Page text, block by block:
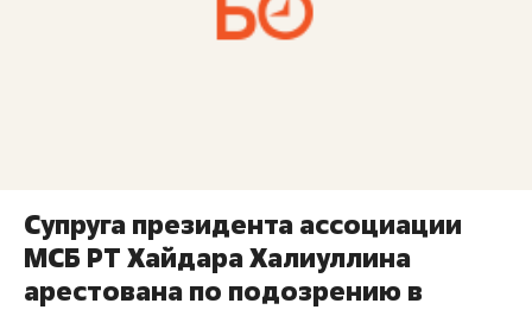
Супруга президента ассоциации
МСБ РТ Хайдара Халиуллина
арестована по подозрению в